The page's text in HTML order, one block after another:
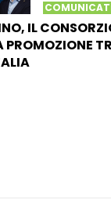
IL
PROMOZIONE